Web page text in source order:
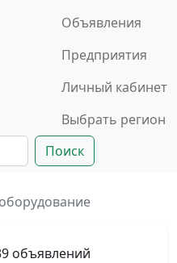
Объявления
Предприятия
Личный кабинет
Выбрать регион
Поиск
объявлений